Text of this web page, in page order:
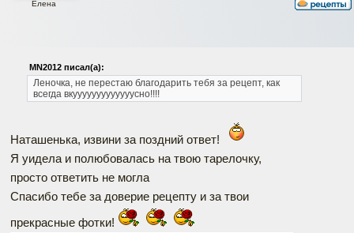
Елена
MN2012 писал(а):
Леночка, не перестаю благодарить тебя за рецепт, как
всегда вкууууууууууууусно!!!!
Наташенька, извини за поздний ответ!
Я уидела и полюбовалась на твою тарелочку,
просто ответить не могла
Спасибо тебе за доверие рецепту и за твои
прекрасные фотки!